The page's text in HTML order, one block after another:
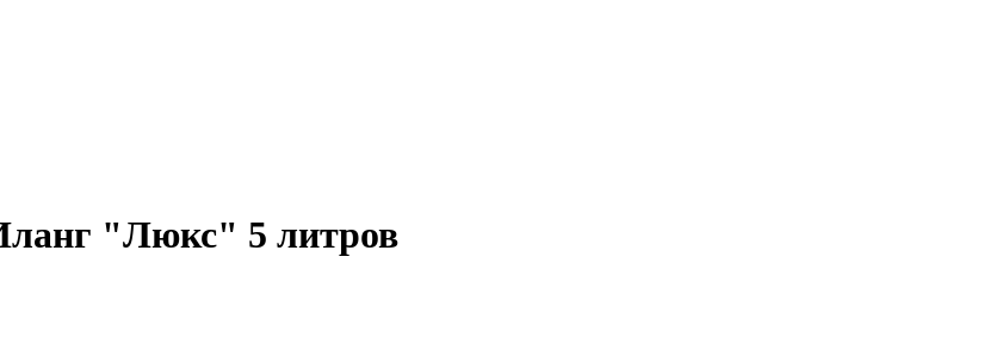
"Люкс" 5 литров